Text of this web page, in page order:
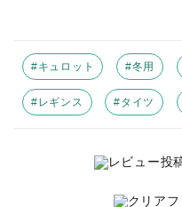
#キュロット #冬用
#レギンス #タイツ